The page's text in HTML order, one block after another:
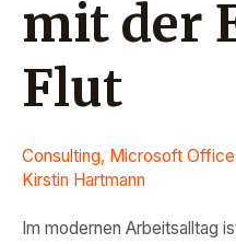
mit der
Flut
Consulting, Microsoft
Kirstin Hartmann
Im modernen Arbeitsalltag